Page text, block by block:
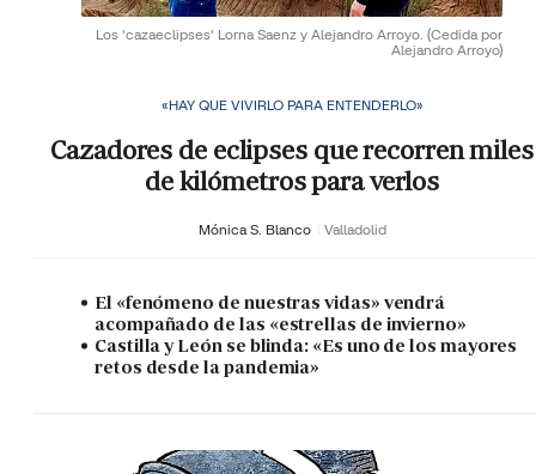
Los 'cazaeclipses' Lorna Saenz y Alejandro Arroyo. (Cedida por
Alejandro Arroyo)
«HAY QUE VIVIRLO PARA ENTENDERLO»
Cazadores de eclipses que recorren miles
de kilómetros para verlos
Mónica S. Blanco Valladolid
El «fenómeno de nuestras vidas» vendrá
acompañado de las «estrellas de invierno»
Castilla y León se blinda: «Es uno de los mayores
retos desde la pandemia»